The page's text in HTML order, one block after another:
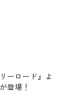
ーロード』よ
登場！